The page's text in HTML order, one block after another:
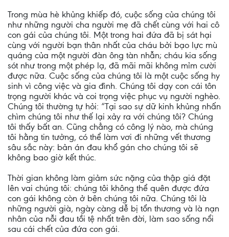
Trong mùa hè khủng khiếp đó, cuộc sống của chúng tôi
như những người cha người mẹ đã chết cùng với hai cô
con gái của chúng tôi. Một trong hai đứa đã bị sát hại
cùng với người bạn thân nhất của cháu bởi bạo lực mù
quáng của một người đàn ông tàn nhẫn; cháu kia sống
sót như trong một phép lạ, đã mãi mãi không mỉm cười
được nữa. Cuộc sống của chúng tôi là một cuộc sống hy
sinh vì công việc và gia đình. Chúng tôi dạy con cái tôn
trọng người khác và coi trọng việc phục vụ người nghèo.
Chúng tôi thường tự hỏi: “Tại sao sự dữ kinh khủng nhấn
chìm chúng tôi như thế lại xảy ra với chúng tôi? Chúng
tôi thấy bất an. Cũng chẳng có công lý nào, mà chúng
tôi hằng tin tưởng, có thể làm vơi đi những vết thương
sâu sắc này: bản án đau khổ gán cho chúng tôi sẽ
không bao giờ kết thúc.
Thời gian không làm giảm sức nặng của thập giá đặt
lên vai chúng tôi: chúng tôi không thể quên được đứa
con gái không còn ở bên chúng tôi nữa. Chúng tôi là
những người già, ngày càng dễ bị tổn thương và là nạn
nhân của nỗi đau tồi tệ nhất trên đời, làm sao sống nổi
sau cái chết của đứa con gái.